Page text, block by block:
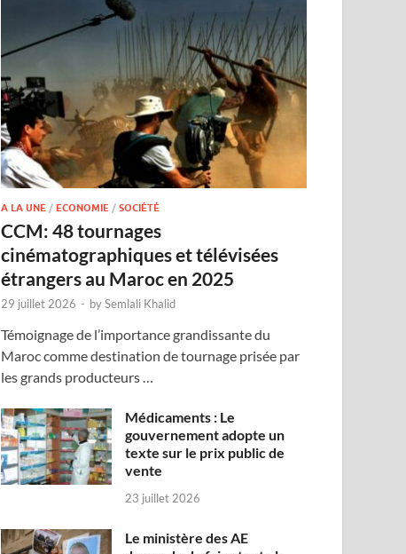
A LA UNE /ECONOMIE /SOCIÉTÉ
CCM: 48 tournages
cinématographiques et télévisées
étrangers au Maroc en 2025
29 juillet 2026 - bySemlali Khalid
Témoignage de l’importance grandissante du
Maroc comme destination de tournage prisée par
les grands producteurs …
Médicaments : Le
gouvernement adopte un
texte sur le prix public de
vente
23 juillet 2026
Le ministère des AE